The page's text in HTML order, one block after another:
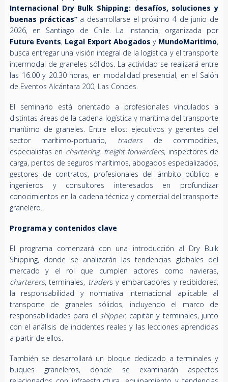
Internacional Dry Bulk Shipping: desafíos, soluciones y
buenas prácticas”a desarrollarse el próximo 4 de junio de
2026, en Santiago de Chile. La instancia, organizada por
Future Events, Legal Export Abogados y MundoMaritimo,
busca entregar una visión integral de la logística y el transporte
intermodal de graneles sólidos. La actividad se realizará entre
las 16.00 y 20.30 horas, en modalidad presencial, en el Salón
de Eventos Alcántara 200, Las Condes.
El seminario está orientado a profesionales vinculados a
distintas áreas de la cadena logística y marítima del transporte
marítimo de graneles. Entre ellos: ejecutivos y gerentes del
sector marítimo-portuario, traders de commodities,
especialistas en chartering, freight forwarders, inspectores de
carga, peritos de seguros marítimos, abogados especializados,
gestores de contratos, profesionales del ámbito público e
ingenieros y consultores interesados en profundizar
conocimientos en la cadena técnica y comercial del transporte
granelero.
Programa y contenidos clave
El programa comenzará con una introducción al Dry Bulk
Shipping, donde se analizarán las tendencias globales del
mercado y el rol que cumplen actores como navieras,
charterers, terminales, traders y embarcadores y recibidores;
la responsabilidad y normativa internacional aplicable al
transporte de graneles sólidos, incluyendo el marco de
responsabilidades para el shipper, capitán y terminales, junto
con el análisis de incidentes reales y las lecciones aprendidas
a partir de ellos.
También se desarrollará un bloque dedicado a terminales y
buques graneleros, donde se examinarán aspectos